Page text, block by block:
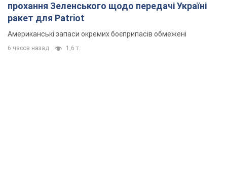
прохання Зеленського щодо передачі Україні
ракет для Patriot
Американські запаси окремих боєприпасів обмежені
6 часов назад 1,6 т.